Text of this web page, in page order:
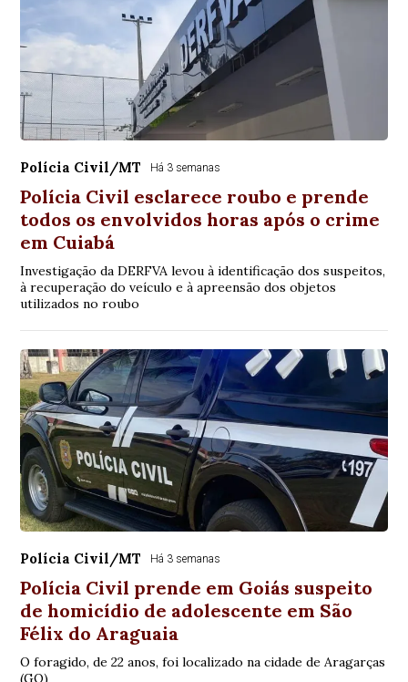
Polícia Civil/MT Há 3 semanas
Polícia Civil esclarece roubo e prende
todos os envolvidos horas após o crime
em Cuiabá
Investigação da DERFVA levou à identificação dos suspeitos,
à recuperação do veículo e à apreensão dos objetos
utilizados no roubo
Polícia Civil/MT Há 3 semanas
Polícia Civil prende em Goiás suspeito
de homicídio de adolescente em São
Félix do Araguaia
O foragido, de 22 anos, foi localizado na cidade de Aragarças
(GO)